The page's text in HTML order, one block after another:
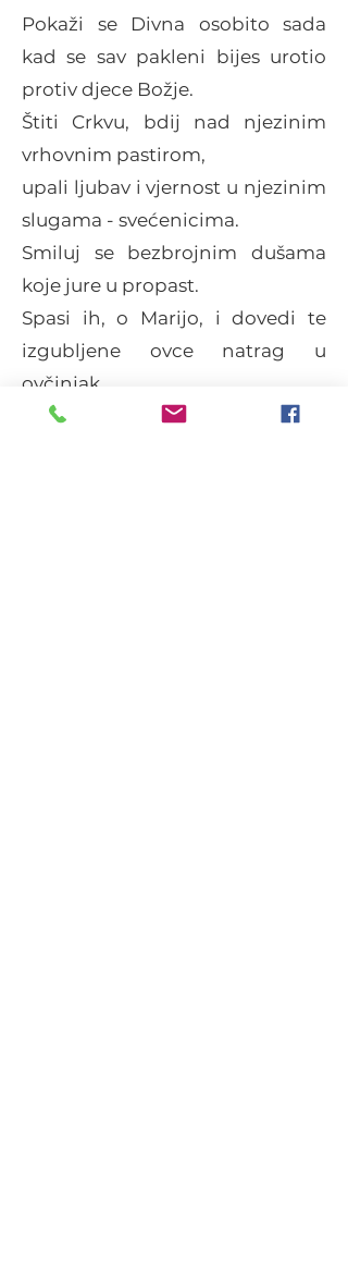
Pokaži se Divna osobito sada
kad se sav pakleni bijes urotio
protiv djece Božje.
Štiti Crkvu, bdij nad njezinim
vrhovnim pastirom,
upali ljubav i vjernost u njezinim
slugama - svećenicima.
Smiluj se bezbrojnim dušama
koje jure u propast.
Spasi ih, o Marijo, i dovedi te
izgubljene ovce natrag u
ovčinjak.
Pogledaj milostivo i na mene,